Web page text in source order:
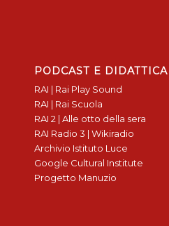
PODCAST E DIDATTICA
RAI | Rai Play Sound
RAI | Rai Scuola
RAI 2 | Alle otto della sera
RAI Radio 3 | Wikiradio
Archivio Istituto Luce
Google Cultural Institute
Progetto Manuzio